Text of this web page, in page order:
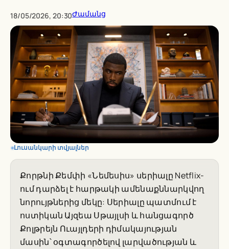
18/05/2026, 20:30Ժամանց
Լուսանկարի տվյալներ
Քորթնի Քեմփի «Նեմեսիս» սերիալը Netflix-
ում դարձել է հարթակի ամենաքննարկվող
նորույթներից մեկը: Սերիալը պատմում է
ոստիկան Այզեա Սթայլսի և հանցագործ
Քոլթրեյն Ուայլդերի դիմակայության
մասին՝ օգտագործելով լարվածության և